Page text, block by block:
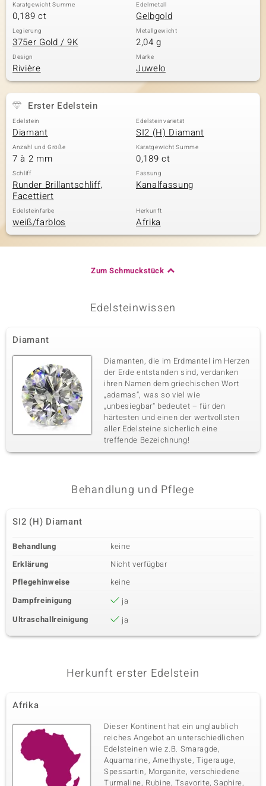
Classics
Karatgewicht Summe
0,189 ct
Edelmetall
Gelbgold
Legierung
375er Gold / 9K
Metallgewicht
2,04 g
Design
Rivière
Marke
Juwelo
Erster Edelstein
Edelstein
Diamant
Edelsteinvarietät
SI2 (H) Diamant
Anzahl und Größe
7 à 2 mm
Karatgewicht Summe
0,189 ct
Schliff
Runder Brillantschliff,
Facettiert
Fassung
Kanalfassung
Edelsteinfarbe
weiß/farblos
Herkunft
Afrika
Zum Schmuckstück
Edelsteinwissen
Diamant
Diamanten, die im Erdmantel im Herzen
der Erde entstanden sind, verdanken
ihren Namen dem griechischen Wort
„adamas“, was so viel wie
„unbesiegbar“ bedeutet – für den
härtesten und einen der wertvollsten
aller Edelsteine sicherlich eine
treffende Bezeichnung!
Behandlung und Pflege
SI2 (H) Diamant
Behandlung
keine
Erklärung
Nicht verfügbar
Pflegehinweise
keine
Dampfreinigung
ja
Ultraschallreinigung
ja
Herkunft erster Edelstein
Afrika
Dieser Kontinent hat ein unglaublich
reiches Angebot an unterschiedlichen
Edelsteinen wie z.B. Smaragde,
Aquamarine, Amethyste, Tigerauge,
Spessartin, Morganite, verschiedene
Turmaline, Rubine, Tsavorite, Saphire,